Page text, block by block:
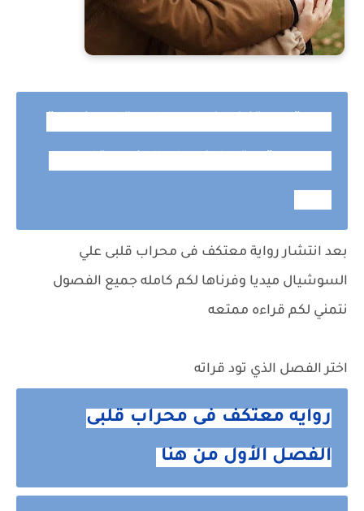
بعد انتشار رواية معتكف فى محراب قلبى علي
السوشيال ميديا وفرناها لكم كامله جميع الفصول
نتمني لكم قراءه ممتعه
اختر الفصل الذي تود قراته
روايه معتكف فى محراب قلبى
الفصل الأول من هنا